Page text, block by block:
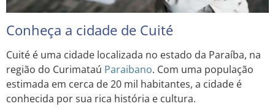
Conheça a cidade de Cuité
Cuité é uma cidade localizada no estado da Paraíba, na
região do Curimataú Paraibano. Com uma população
estimada em cerca de 20 mil habitantes, a cidade é
conhecida por sua rica história e cultura.